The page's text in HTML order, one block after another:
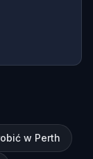
w Perth